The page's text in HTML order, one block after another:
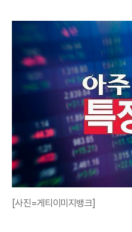
[사진=게티이미지뱅크]